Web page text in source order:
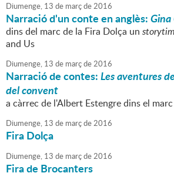
Diumenge, 13 de marçde2016
Narració d'un conte en anglès:Gina
dins del marc de la Fira Dolça un
and Us
Diumenge, 13 de marçde2016
Narració de contes:Les aventures
del convent
a càrrec de l'Albert Estengre dins el
Diumenge, 13 de marçde2016
Fira Dolça
Diumenge, 13 de marçde2016
Fira de Brocanters